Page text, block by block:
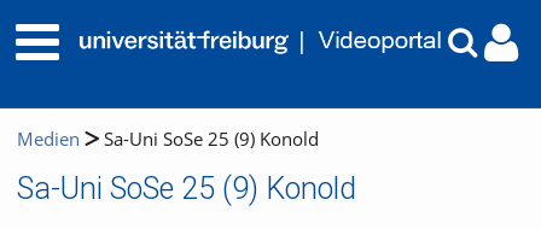
Medien Sa-Uni SoSe 25 (9) Konold
Sa-Uni SoSe 25 (9) Konold